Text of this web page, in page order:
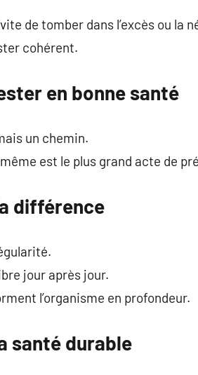
de tomber dans l’excès ou la
cohérent.
en bonne santé
un chemin.
est le plus grand acte de
différence
jour après jour.
l’organisme en profondeur.
santé durable